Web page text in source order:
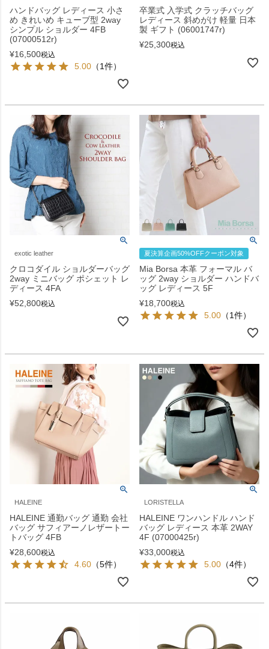
ハンドバッグ レディース 小さ
め きれいめ キューブ型 2way
シンプル ショルダー 4FB
(07000512r)
¥16,500税込
5.00 （1件）
卒業式 入学式 クラッチバッグ
レディース 斜めがけ 軽量 日本
製 ギフト (06001747r)
¥25,300税込
exotic leather
クロコダイル ショルダーバッグ
2way ミニバッグ ポシェット レ
ディース 4FA
¥52,800税込
夏決算企画50%OFFクーポン対象
Mia Borsa 本革 フォーマル バ
ッグ 2way ショルダー ハンドバ
ッグ レディース 5F
¥18,700税込
5.00 （1件）
HALEINE
HALEINE 通勤バッグ 通勤 会社
バッグ サフィアーノレザートー
トバッグ 4FB
¥28,600税込
4.60 （5件）
LORISTELLA
HALEINE ワンハンドル ハンド
バッグ レディース 本革 2WAY
4F (07000425r)
¥33,000税込
5.00 （4件）